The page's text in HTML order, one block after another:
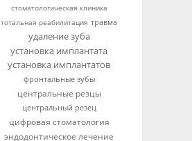
стоматологическая клиника
тотальная реабилитация травма
удаление зуба
установка имплантата
установка имплантатов
фронтальные зубы
центральные резцы
центральный резец
цифровая стоматология
эндодонтическое лечение